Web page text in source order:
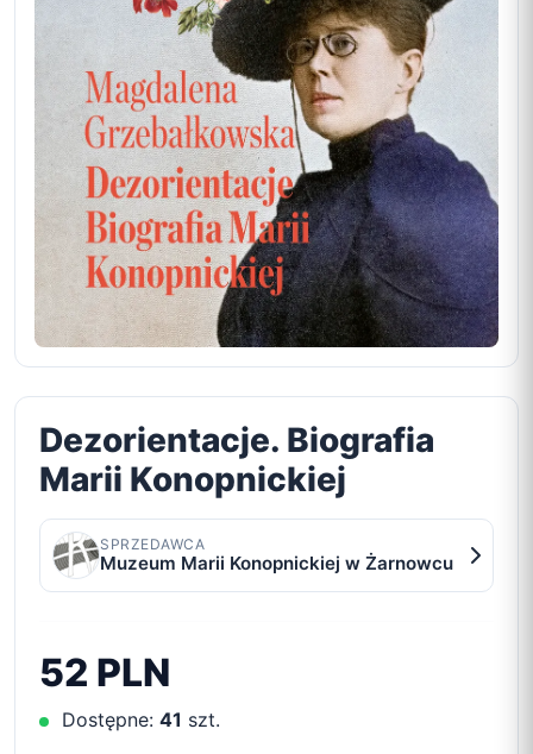
Dezorientacje. Biografia
Marii Konopnickiej
SPRZEDAWCA
Muzeum Marii Konopnickiej w Żarnowcu
52 PLN
Dostępne: 41 szt.